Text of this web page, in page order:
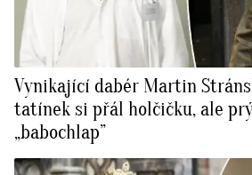
Vynikající dabér Martin
tatínek si přál holčičku, ale
„babochlap”